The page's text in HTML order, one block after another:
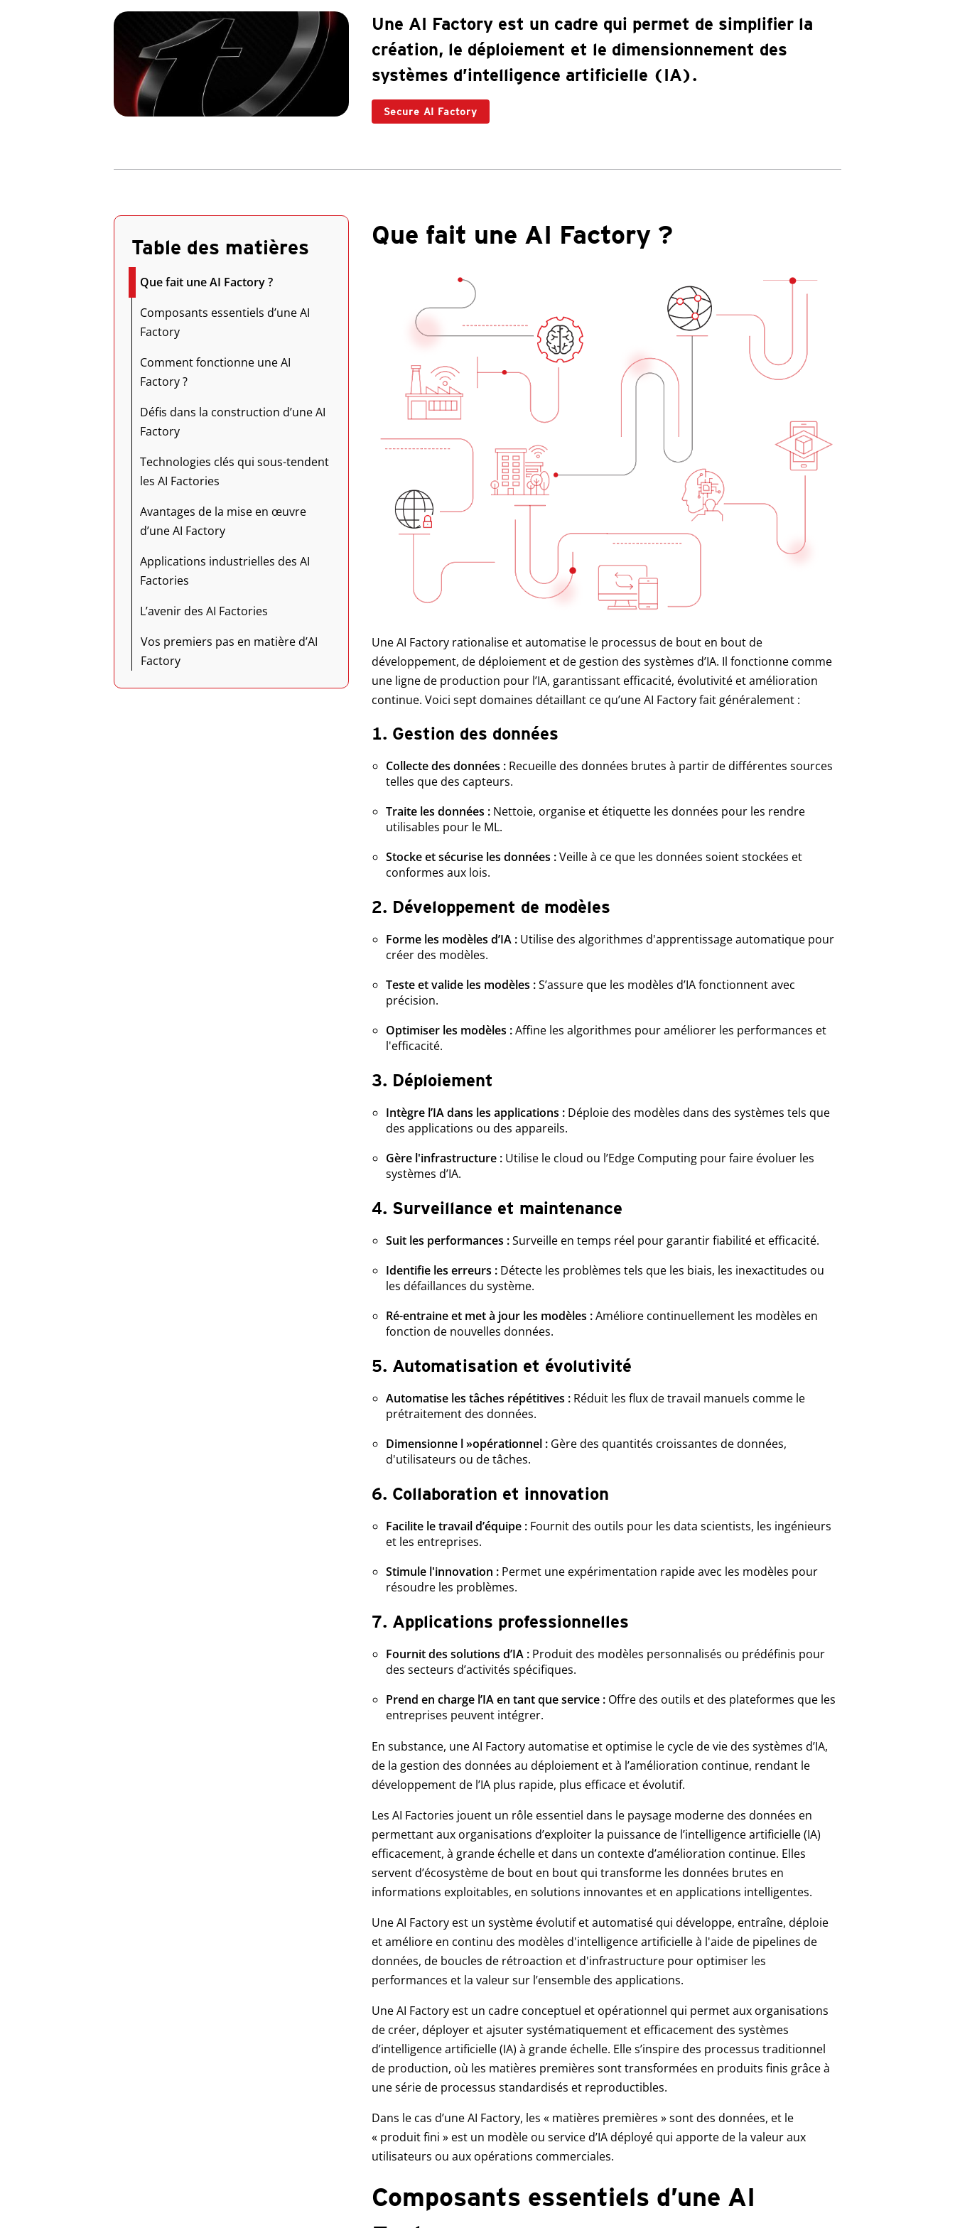
Une AI Factory est un cadre qui permet de simplifier la
création, le déploiement et le dimensionnement des
systèmes d’intelligence artificielle (IA).
Secure AI Factory
Table des matières
Que fait une AI Factory ?
Composants essentiels d’une AI
Factory
Comment fonctionne une AI
Factory ?
Défis dans la construction d’une AI
Factory
Technologies clés qui sous-tendent
les AI Factories
Avantages de la mise en œuvre
d’une AI Factory
Applications industrielles des AI
Factories
L’avenir des AI Factories
Vos premiers pas en matière d’AI
Factory
Que fait une AI Factory ?
Une AI Factory rationalise et automatise le processus de bout en bout de
développement, de déploiement et de gestion des systèmes d’IA. Il fonctionne comme
une ligne de production pour l’IA, garantissant efficacité, évolutivité et amélioration
continue. Voici sept domaines détaillant ce qu’une AI Factory fait généralement :
1. Gestion des données
Collecte des données : Recueille des données brutes à partir de différentes sources
telles que des capteurs.
Traite les données : Nettoie, organise et étiquette les données pour les rendre
utilisables pour le ML.
Stocke et sécurise les données :Veille à ce que les données soient stockées et
conformes aux lois.
2. Développement de modèles
Forme les modèles d’IA : Utilise des algorithmes d'apprentissage automatique pour
créer des modèles.
Teste et valide les modèles :S’assure que les modèles d’IA fonctionnent avec
précision.
Optimiser les modèles :Affine les algorithmes pour améliorer les performances et
l'efficacité.
3. Déploiement
Intègre l’IA dans les applications : Déploie des modèles dans des systèmes tels que
des applications ou des appareils.
Gère l'infrastructure : Utilise le cloud ou l’Edge Computing pour faire évoluer les
systèmes d’IA.
4. Surveillance et maintenance
Suit les performances :Surveille en temps réel pour garantir fiabilité et efficacité.
Identifie les erreurs : Détecte les problèmes tels que les biais, les inexactitudes ou
les défaillances du système.
Ré-entraine et met à jour les modèles :Améliore continuellement les modèles en
fonction de nouvelles données.
5. Automatisation et évolutivité
Automatise les tâches répétitives : Réduit les flux de travail manuels comme le
prétraitement des données.
Dimensionne l »opérationnel : Gère des quantités croissantes de données,
d'utilisateurs ou de tâches.
6. Collaboration et innovation
Facilite le travail d’équipe : Fournit des outils pour les data scientists, les ingénieurs
et les entreprises.
Stimule l'innovation : Permet une expérimentation rapide avec les modèles pour
résoudre les problèmes.
7. Applications professionnelles
Fournit des solutions d’IA : Produit des modèles personnalisés ou prédéfinis pour
des secteurs d’activités spécifiques.
Prend en charge l’IA en tant que service : Offre des outils et des plateformes que les
entreprises peuvent intégrer.
En substance, une AI Factory automatise et optimise le cycle de vie des systèmes d’IA,
de la gestion des données au déploiement et à l’amélioration continue, rendant le
développement de l’IA plus rapide, plus efficace et évolutif.
Les AI Factories jouent un rôle essentiel dans le paysage moderne des données en
permettant aux organisations d’exploiter la puissance de l’intelligence artificielle (IA)
efficacement, à grande échelle et dans un contexte d’amélioration continue. Elles
servent d’écosystème de bout en bout qui transforme les données brutes en
informations exploitables, en solutions innovantes et en applications intelligentes.
Une AI Factory est un système évolutif et automatisé qui développe, entraîne, déploie
et améliore en continu des modèles d'intelligence artificielle à l'aide de pipelines de
données, de boucles de rétroaction et d'infrastructure pour optimiser les
performances et la valeur sur l’ensemble des applications.
Une AI Factory est un cadre conceptuel et opérationnel qui permet aux organisations
de créer, déployer et ajsuter systématiquement et efficacement des systèmes
d’intelligence artificielle (IA) à grande échelle. Elle s’inspire des processus traditionnel
de production, où les matières premières sont transformées en produits finis grâce à
une série de processus standardisés et reproductibles.
Dans le cas d’une AI Factory, les « matières premières » sont des données, et le
« produit fini » est un modèle ou service d’IA déployé qui apporte de la valeur aux
utilisateurs ou aux opérations commerciales.
Composants essentiels d’une AI